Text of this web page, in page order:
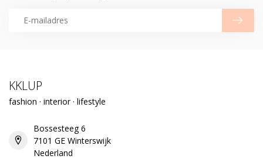
KKLUP
fashion · interior · lifestyle
Bossesteeg 6
7101 GE Winterswijk
Nederland